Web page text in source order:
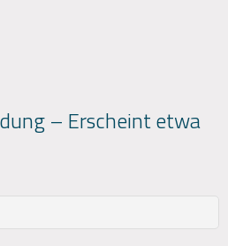
– Erscheint etwa